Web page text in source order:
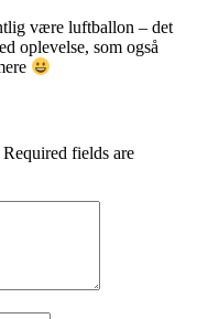
være luftballon – det
oplevelse, som også
Required fields are